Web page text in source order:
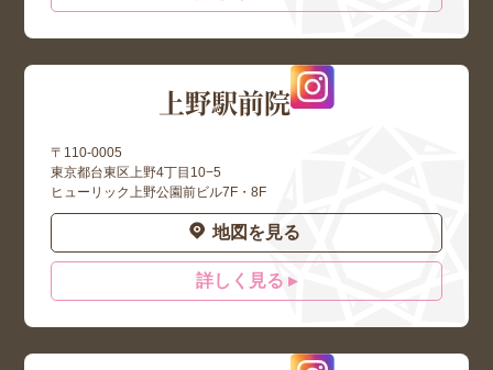
上野駅前院
〒110-0005
東京都台東区上野4丁目10−5
ヒューリック上野公園前ビル7F・8F
地図を見る
詳しく見る ▸